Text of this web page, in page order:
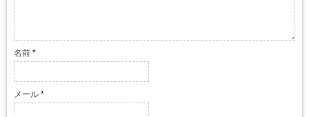
名前 *
メール *